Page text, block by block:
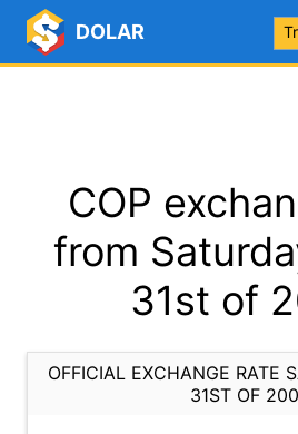
DOLAR
COP
from
31st of
OFFICIAL EXCHANGE RATE
31ST OF